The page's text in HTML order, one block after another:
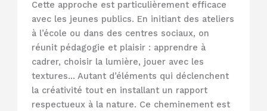
Cette approche est particulièrement efficace
avec les jeunes publics. En initiant des ateliers
à l’école ou dans des centres sociaux, on
réunit pédagogie et plaisir : apprendre à
cadrer, choisir la lumière, jouer avec les
textures… Autant d’éléments qui déclenchent
la créativité tout en installant un rapport
respectueux à la nature. Ce cheminement est